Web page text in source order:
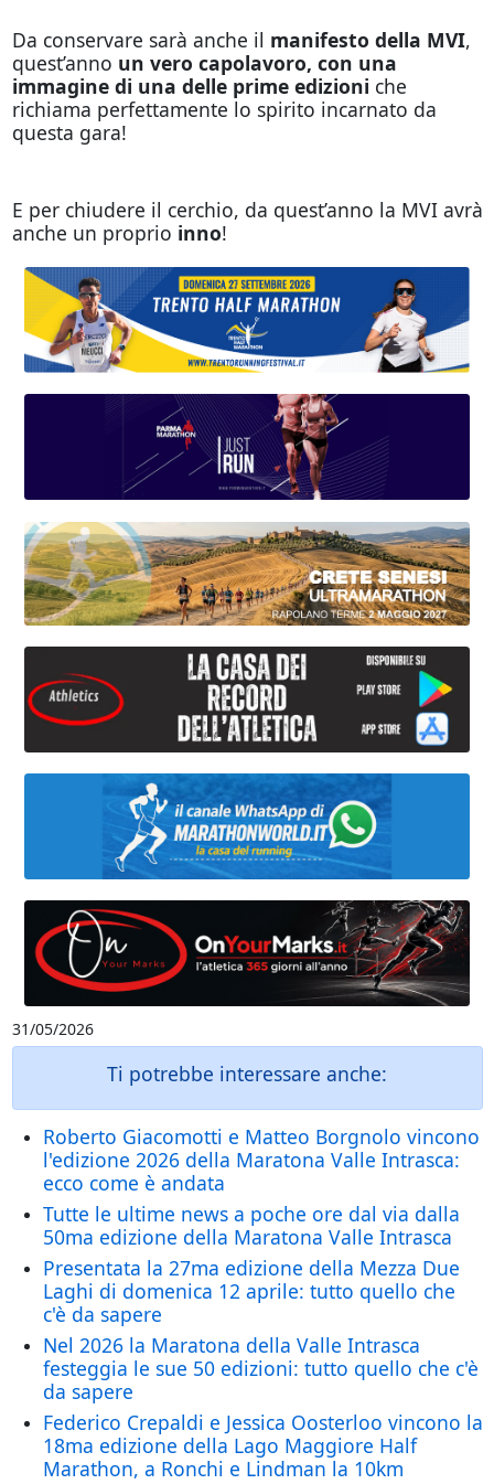
Da conservare sarà anche il manifesto della MVI,
quest’anno un vero capolavoro, con una
immagine di una delle prime edizioni che
richiama perfettamente lo spirito incarnato da
questa gara!
E per chiudere il cerchio, da quest’anno la MVI avrà
anche un proprio inno!
31/05/2026
Ti potrebbe interessare anche:
Roberto Giacomotti e Matteo Borgnolo vincono
l'edizione 2026 della Maratona Valle Intrasca:
ecco come è andata
Tutte le ultime news a poche ore dal via dalla
50ma edizione della Maratona Valle Intrasca
Presentata la 27ma edizione della Mezza Due
Laghi di domenica 12 aprile: tutto quello che
c'è da sapere
Nel 2026 la Maratona della Valle Intrasca
festeggia le sue 50 edizioni: tutto quello che c'è
da sapere
Federico Crepaldi e Jessica Oosterloo vincono la
18ma edizione della Lago Maggiore Half
Marathon, a Ronchi e Lindman la 10km